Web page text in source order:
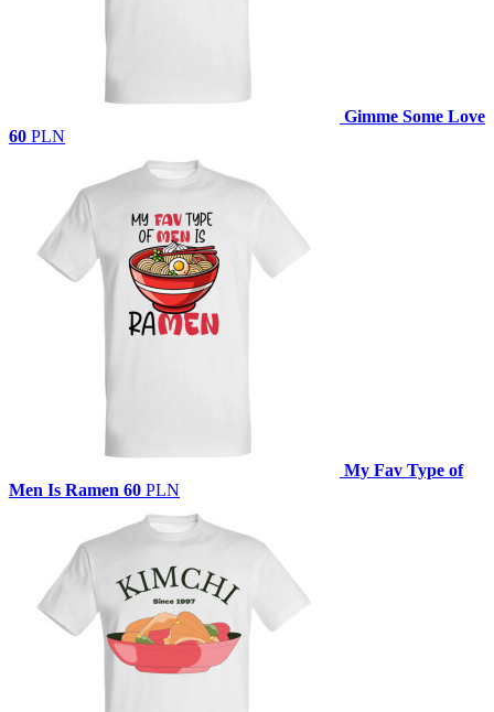
Gimme Some Love
60 PLN
My Fav Type of
Men Is Ramen 60 PLN